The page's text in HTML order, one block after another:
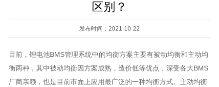
区别？
发布时间：2021-10-22
目前，锂电池BMS管理系统中的均衡方案主要有被动均衡和主动均
衡两种，其中被动均衡因方案成熟，造价低等优点，深受各大BMS
厂商亲赖，也是目前市面上应用最广泛的一种均衡方式。主动均衡